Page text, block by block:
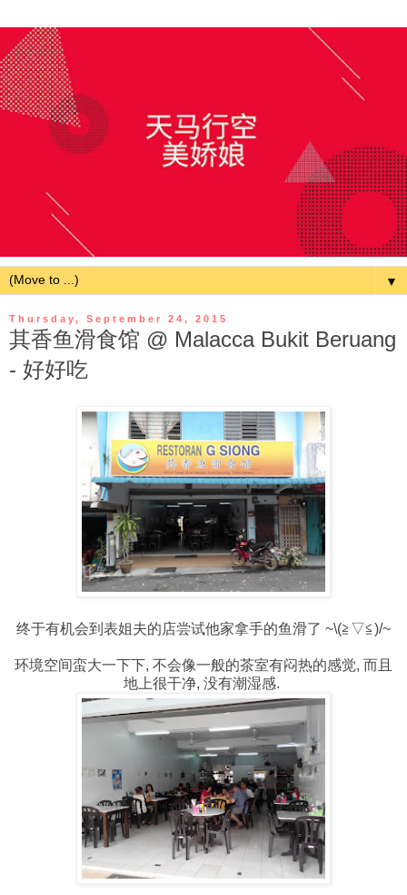
▼
Thursday, September 24, 2015
其香鱼滑食馆 @ Malacca Bukit Beruang
- 好好吃
终于有机会到表姐夫的店尝试他家拿手的鱼滑了 ~\(≧▽≦)/~
环境空间蛮大一下下, 不会像一般的茶室有闷热的感觉, 而且
地上很干净, 没有潮湿感.